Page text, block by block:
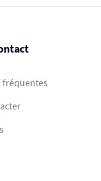
fréquentes